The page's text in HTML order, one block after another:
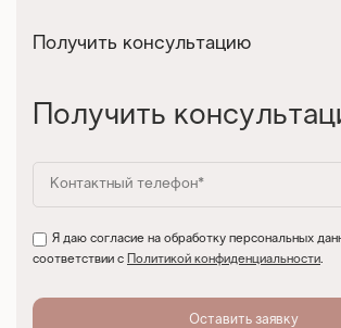
Получить консультацию
Получить
Я даю согласие на обработку персональных
соответствии с Политикой конфиденциальности.